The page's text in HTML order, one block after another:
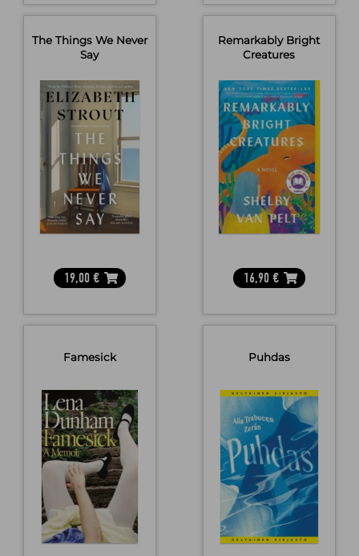
The Things We Never
Say
€
19,00
Remarkably Bright
Creatures
€
16,90
Famesick Puhdas